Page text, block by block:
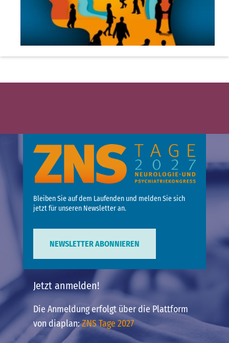
Bleiben Sie auf dem Laufenden und melden Sie sich
jetzt für unseren Newsletter an.
NEWSLETTER ABONNIEREN
Jetzt anmelden!
Die Anmeldung erfolgt über die Plattform
von diaplan:ZNS Tage 2027